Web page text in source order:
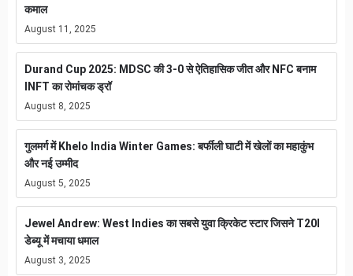
कमाल
August 11, 2025
Durand Cup 2025: MDSC की 3-0 से ऐतिहासिक जीत और NFC बनाम
INFT का रोमांचक ड्रॉ
August 8, 2025
गुलमर्ग में Khelo India Winter Games: बर्फीली घाटी में खेलों का महाकुंभ
और नई उम्मीद
August 5, 2025
Jewel Andrew: West Indies का सबसे युवा क्रिकेट स्टार जिसने T20I
डेब्यू में मचाया धमाल
August 3, 2025